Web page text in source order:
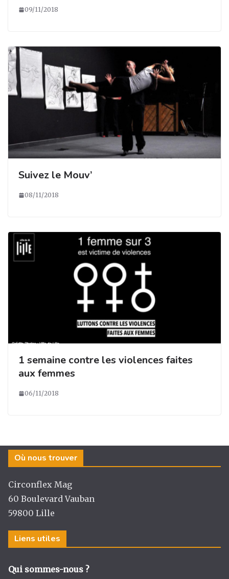
09/11/2018
Suivez le Mouv’
08/11/2018
1 semaine contre les violences faites
aux femmes
06/11/2018
Où nous trouver
Circonflex Mag
60 Boulevard Vauban
59800 Lille
Liens utiles
Qui sommes-nous ?